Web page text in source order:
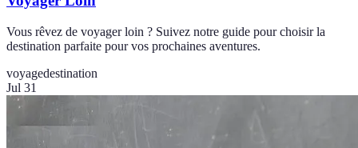
Vous rêvez de voyager loin ? Suivez notre guide pour choisir la
destination parfaite pour vos prochaines aventures.
voyagedestination
Jul 31